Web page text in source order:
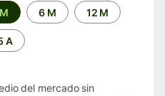
6 M 12 M
A
del mercado sin